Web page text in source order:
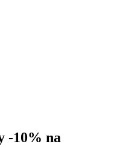
-10% na